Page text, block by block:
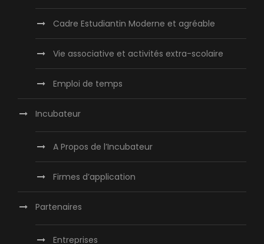
Cadre Estudiantin Moderne et agréable
Vie associative et activités extra-scolaire
Emploi de temps
Incubateur
A Propos de l’Incubateur
Firmes d’application
Partenaires
Entreprises